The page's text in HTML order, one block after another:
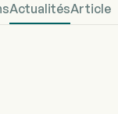
ActualitésArticle